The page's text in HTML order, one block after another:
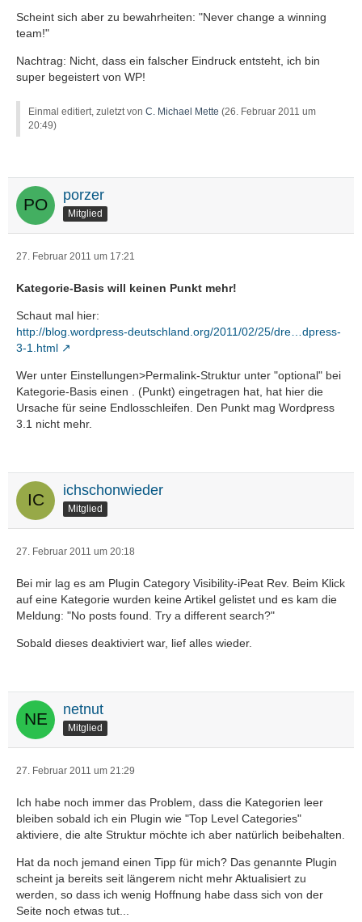
Scheint sich aber zu bewahrheiten: "Never change a winning
team!"
Nachtrag: Nicht, dass ein falscher Eindruck entsteht, ich bin
super begeistert von WP!
Einmal editiert, zuletzt von C. Michael Mette (26. Februar 2011 um
20:49)
porzer
Mitglied
27. Februar 2011 um 17:21
Kategorie-Basis will keinen Punkt mehr!
Schaut mal hier:
http://blog.wordpress-deutschland.org/2011/02/25/dre…dpress-
3-1.html
Wer unter Einstellungen>Permalink-Struktur unter "optional" bei
Kategorie-Basis einen . (Punkt) eingetragen hat, hat hier die
Ursache für seine Endlosschleifen. Den Punkt mag Wordpress
3.1 nicht mehr.
ichschonwieder
Mitglied
27. Februar 2011 um 20:18
Bei mir lag es am Plugin Category Visibility-iPeat Rev. Beim Klick
auf eine Kategorie wurden keine Artikel gelistet und es kam die
Meldung: "No posts found. Try a different search?"
Sobald dieses deaktiviert war, lief alles wieder.
netnut
Mitglied
27. Februar 2011 um 21:29
Ich habe noch immer das Problem, dass die Kategorien leer
bleiben sobald ich ein Plugin wie "Top Level Categories"
aktiviere, die alte Struktur möchte ich aber natürlich beibehalten.
Hat da noch jemand einen Tipp für mich? Das genannte Plugin
scheint ja bereits seit längerem nicht mehr Aktualisiert zu
werden, so dass ich wenig Hoffnung habe dass sich von der
Seite noch etwas tut...